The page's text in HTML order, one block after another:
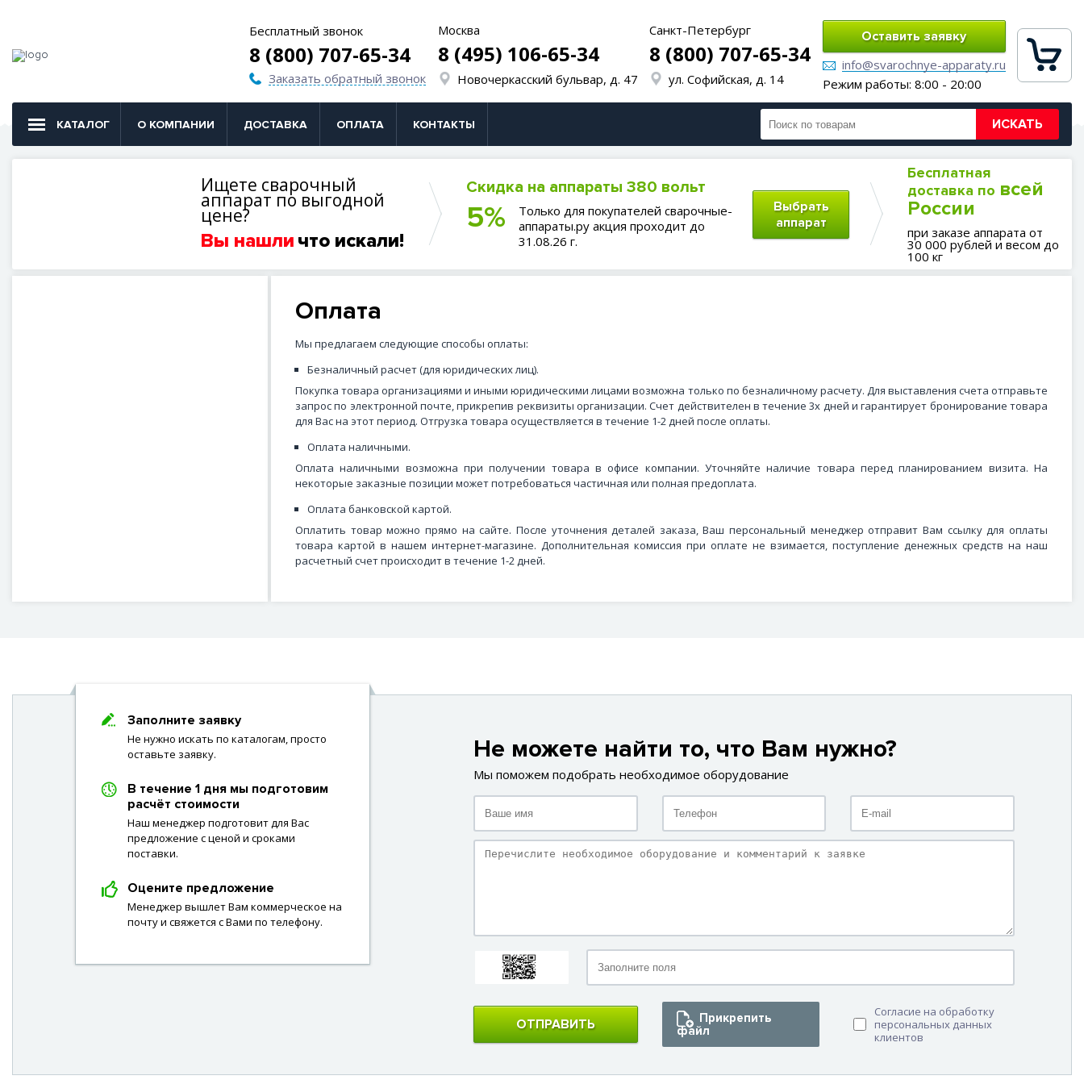
Бесплатный звонок
8 (800) 707-65-34
Заказать обратный звонок
Москва
8 (495) 106-65-34
Новочеркасский бульвар, д. 47
Санкт-Петербург
8 (800) 707-65-34
ул. Софийская, д. 14
Оставить заявку
info@svarochnye-apparaty.ru
Режим работы: 8:00 - 20:00
КАТАЛОГ О КОМПАНИИ ДОСТАВКА ОПЛАТА КОНТАКТЫ ИСКАТЬ
Ищете сварочный
аппарат по выгодной
цене?
Вы нашли что искали!
Скидка на аппараты 380 вольт
5%
Только для покупателей сварочные-
аппараты.ру акция проходит до
31.08.26 г.
Выбрать
аппарат
Бесплатная
доставка по всей
России
при заказе аппарата от
30 000 рублей и весом до
100 кг
Оплата
Мы предлагаем следующие способы оплаты:
Безналичный расчет (для юридических лиц).
Покупка товара организациями и иными юридическими лицами возможна только по безналичному расчету. Для выставления счета отправьте
запрос по электронной почте, прикрепив реквизиты организации. Счет действителен в течение 3х дней и гарантирует бронирование товара
для Вас на этот период. Отгрузка товара осуществляется в течение 1-2 дней после оплаты.
Оплата наличными.
Оплата наличными возможна при получении товара в офисе компании. Уточняйте наличие товара перед планированием визита. На
некоторые заказные позиции может потребоваться частичная или полная предоплата.
Оплата банковской картой.
Оплатить товар можно прямо на сайте. После уточнения деталей заказа, Ваш персональный менеджер отправит Вам ссылку для оплаты
товара картой в нашем интернет-магазине. Дополнительная комиссия при оплате не взимается, поступление денежных средств на наш
расчетный счет происходит в течение 1-2 дней.
Заполните заявку
Не нужно искать по каталогам, просто
оставьте заявку.
В течение 1 дня мы подготовим
расчёт стоимости
Наш менеджер подготовит для Вас
предложение с ценой и сроками
поставки.
Оцените предложение
Менеджер вышлет Вам коммерческое на
почту и свяжется с Вами по телефону.
Не можете найти то, что Вам нужно?
Мы поможем подобрать необходимое оборудование
ОТПРАВИТЬ
Прикрепить
файл
Согласие на обработку
персональных данных
клиентов